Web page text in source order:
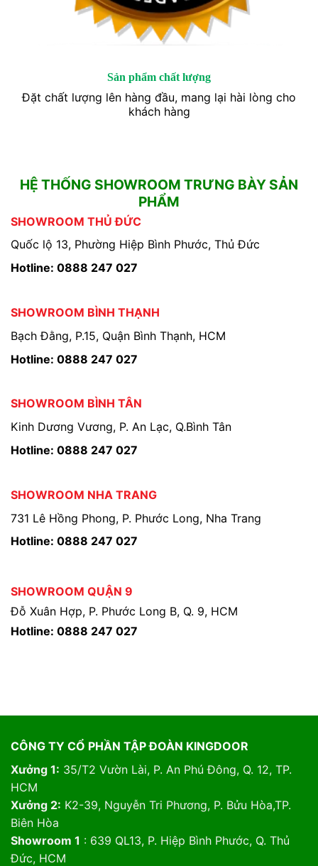
Sản phẩm chất lượng
Đặt chất lượng lên hàng đầu, mang lại hài lòng cho
khách hàng
HỆ THỐNG SHOWROOM TRƯNG BÀY SẢN
PHẨM
SHOWROOM THỦ ĐỨC
Quốc lộ 13, Phường Hiệp Bình Phước, Thủ Đức
Hotline: 0888 247 027
SHOWROOM BÌNH THẠNH
Bạch Đằng, P.15, Quận Bình Thạnh, HCM
Hotline: 0888 247 027
SHOWROOM BÌNH TÂN
Kinh Dương Vương, P. An Lạc, Q.Bình Tân
Hotline: 0888 247 027
SHOWROOM NHA TRANG
731 Lê Hồng Phong, P. Phước Long, Nha Trang
Hotline: 0888 247 027
SHOWROOM QUẬN 9
Đỗ Xuân Hợp, P. Phước Long B, Q. 9, HCM
Hotline: 0888 247 027
CÔNG TY CỔ PHẦN TẬP ĐOÀN KINGDOOR
Xưởng 1: 35/T2 Vườn Lài, P. An Phú Đông, Q. 12, TP.
HCM
Xưởng 2: K2-39, Nguyễn Tri Phương, P. Bửu Hòa,TP.
Biên Hòa
Showroom 1 : 639 QL13, P. Hiệp Bình Phước, Q. Thủ
Đức, HCM